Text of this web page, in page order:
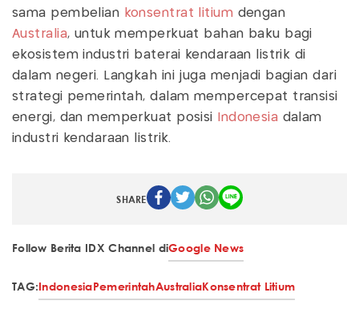
sama pembelian konsentrat litium dengan
Australia, untuk memperkuat bahan baku bagi
ekosistem industri baterai kendaraan listrik di
dalam negeri. Langkah ini juga menjadi bagian dari
strategi pemerintah, dalam mempercepat transisi
energi, dan memperkuat posisi
Indonesia dalam
industri kendaraan listrik.
SHARE
Follow Berita IDX Channel diGoogle News
TAG:IndonesiaPemerintahAustraliaKonsentrat Litium